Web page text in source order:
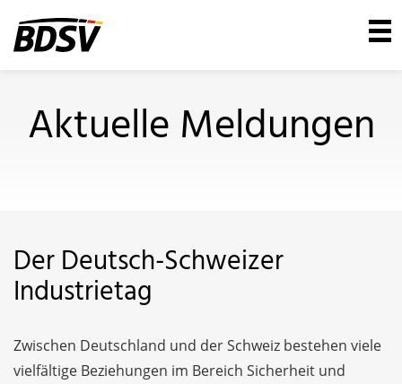
Aktuelle Meldungen
Der Deutsch-Schweizer
Industrietag
Zwischen Deutschland und der Schweiz bestehen viele
vielfältige Beziehungen im Bereich Sicherheit und